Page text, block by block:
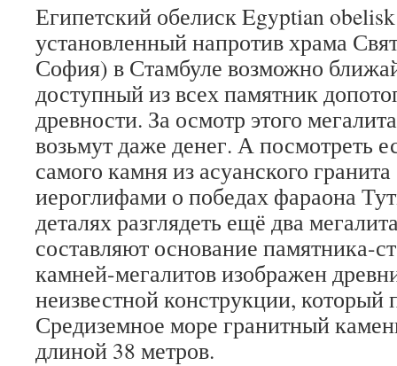
Египетский обелиск Egyptian
установленный напротив храма
София) в Стамбуле возможно
доступный из всех памятник
древности. За осмотр этого
возьмут даже денег. А посмотреть
самого камня из асуанского
иероглифами о победах фараона
деталях разглядеть ещё два
составляют основание памятника-
камней-мегалитов изображен
неизвестной конструкции, который
Средиземное море гранитный
длиной 38 метров.